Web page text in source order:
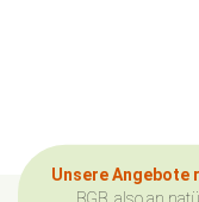
Unsere Angebote